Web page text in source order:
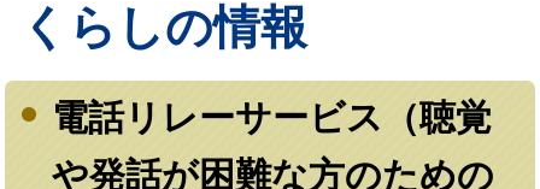
くらしの情報
電話リレーサービス（聴覚
や発話が困難な方のための